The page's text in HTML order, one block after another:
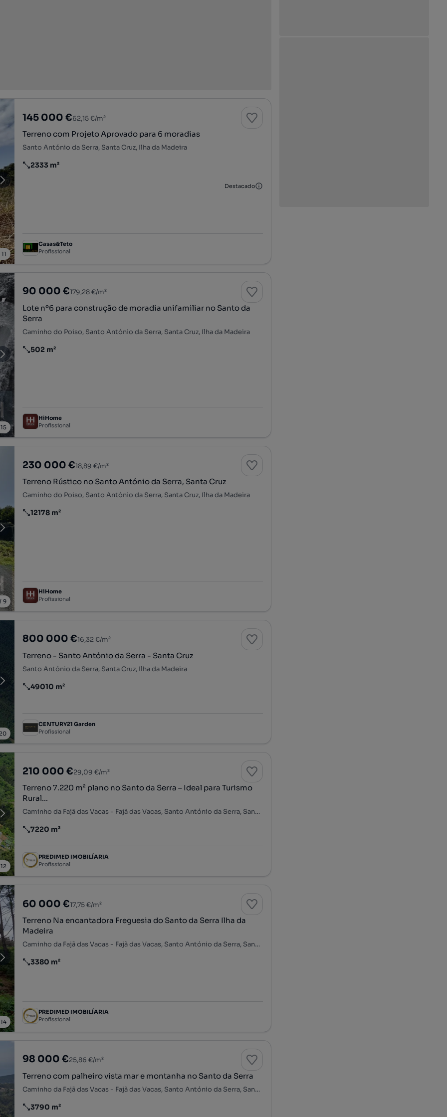
11
145 000 €62,15 €/m²
Terreno com Projeto Aprovado para 6 moradias
Santo António da Serra, Santa Cruz, Ilha da Madeira
Preço por metro quadrado
2333 m²
Destacado
Casas&Teto
Profissional
15
90 000 €179,28 €/m²
Lote nº6 para construção de moradia unifamiliar no Santo da
Serra
Caminho do Poiso, Santo António da Serra, Santa Cruz, Ilha da Madeira
Preço por metro quadrado
502 m²
HiHome
Profissional
9
230 000 €18,89 €/m²
Terreno Rústico no Santo António da Serra, Santa Cruz
Caminho do Poiso, Santo António da Serra, Santa Cruz, Ilha da Madeira
Preço por metro quadrado
12178 m²
HiHome
Profissional
800 000 €16,32 €/m²
Terreno - Santo António da Serra - Santa Cruz
Santo António da Serra, Santa Cruz, Ilha da Madeira
Preço por metro quadrado
49010 m²
CENTURY21 Garden
Profissional
12
210 000 €29,09 €/m²
Terreno 7.220 m² plano no Santo da Serra – Ideal para Turismo
Rural...
Caminho da Fajã das Vacas - Fajã das Vacas, Santo António da Serra, Santa Cruz, Ilha da Madeira
Preço por metro quadrado
7220 m²
PREDIMED IMOBILÍARIA
Profissional
14
60 000 €17,75 €/m²
Terreno Na encantadora Freguesia do Santo da Serra Ilha da
Madeira
Caminho da Fajã das Vacas - Fajã das Vacas, Santo António da Serra, Santa Cruz, Ilha da Madeira
Preço por metro quadrado
3380 m²
PREDIMED IMOBILÍARIA
Profissional
98 000 €25,86 €/m²
Terreno com palheiro vista mar e montanha no Santo da Serra
Caminho da Fajã das Vacas - Fajã das Vacas, Santo António da Serra, Santa Cruz, Ilha da Madeira
Preço por metro quadrado
3790 m²